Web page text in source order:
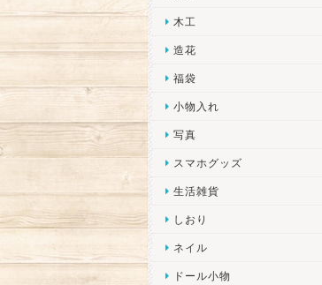
木工
造花
福袋
小物入れ
写真
スマホグッズ
生活雑貨
しおり
ネイル
ドール小物